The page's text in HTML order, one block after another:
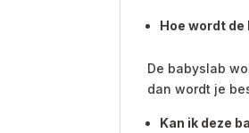
Hoe wordt
De babyslab
dan wordt je
Kan ik deze